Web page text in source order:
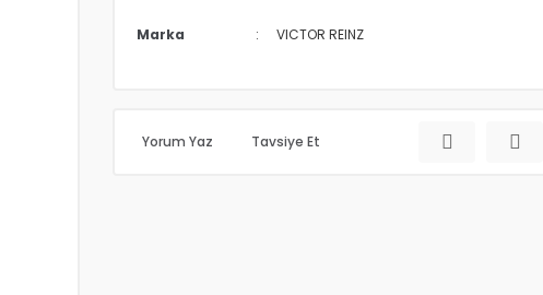
Marka VICTOR REINZ
Yorum Yaz Tavsiye Et